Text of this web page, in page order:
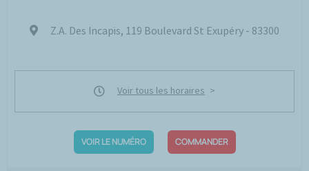
Z.A. Des Incapis, 119 Boulevard St Exupéry - 83300
Voir tous les horaires
VOIR LE NUMÉRO COMMANDER